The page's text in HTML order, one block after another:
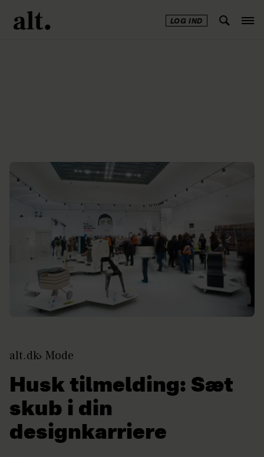
LOG IND
alt.dk Mode
Husk tilmelding: Sæt
skub i din
designkarriere